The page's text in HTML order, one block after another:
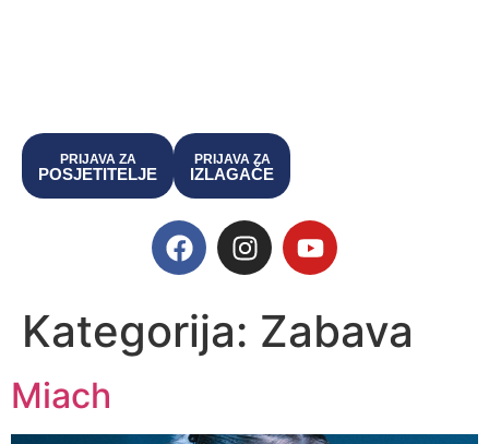
PRIJAVA ZA
POSJETITELJE
PRIJAVA ZA
IZLAGAČE
Kategorija: Zabava
Miach